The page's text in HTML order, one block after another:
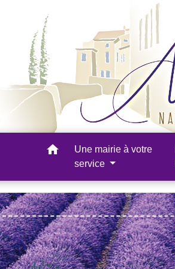
home
Une mairie à votre
service